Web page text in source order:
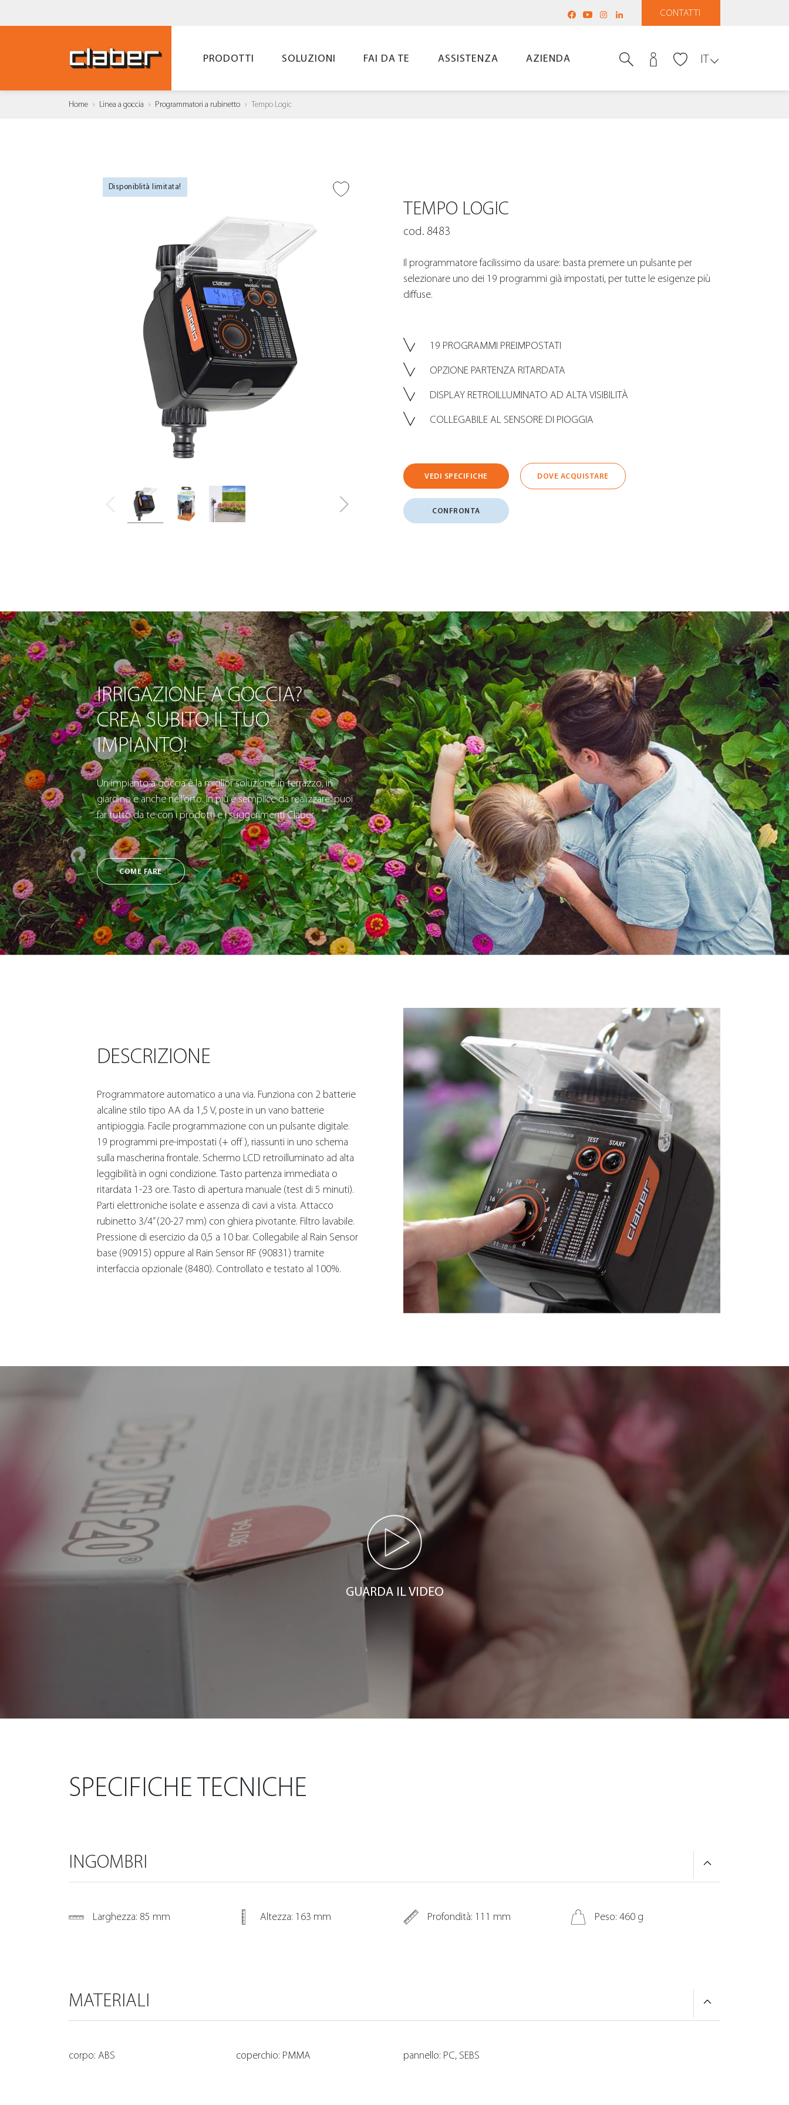
CONTATTI
PRODOTTI SOLUZIONI FAI DA TE ASSISTENZA AZIENDA IT
Home Linea a goccia Programmatori a rubinetto Tempo Logic
Disponiblità limitata!
TEMPO LOGIC
cod. 8483
Il programmatore facilissimo da usare: basta premere un pulsante per
selezionare uno dei 19 programmi già impostati, per tutte le esigenze più
diffuse.
19 PROGRAMMI PREIMPOSTATI
OPZIONE PARTENZA RITARDATA
DISPLAY RETROILLUMINATO AD ALTA VISIBILITÀ
COLLEGABILE AL SENSORE DI PIOGGIA
VEDI SPECIFICHE DOVE ACQUISTARE
CONFRONTA
IRRIGAZIONE A GOCCIA?
CREA SUBITO IL TUO
IMPIANTO!
Un impianto a goccia è la miglior soluzione in terrazzo, in
giardino e anche nell’orto. In più è semplice da realizzare: puoi
far tutto da te con i prodotti e i suggerimenti Claber.
COME FARE
DESCRIZIONE
Programmatore automatico a una via. Funziona con 2 batterie
alcaline stilo tipo AA da 1,5 V, poste in un vano batterie
antipioggia. Facile programmazione con un pulsante digitale.
19 programmi pre-impostati (+ off ), riassunti in uno schema
sulla mascherina frontale. Schermo LCD retroilluminato ad alta
leggibilità in ogni condizione. Tasto partenza immediata o
ritardata 1-23 ore. Tasto di apertura manuale (test di 5 minuti).
Parti elettroniche isolate e assenza di cavi a vista. Attacco
rubinetto 3/4” (20-27 mm) con ghiera pivotante. Filtro lavabile.
Pressione di esercizio da 0,5 a 10 bar. Collegabile al Rain Sensor
base (90915) oppure al Rain Sensor RF (90831) tramite
interfaccia opzionale (8480). Controllato e testato al 100%.
GUARDA IL VIDEO
SPECIFICHE TECNICHE
INGOMBRI
Larghezza: 85 mm Altezza: 163 mm Profondità: 111 mm Peso: 460 g
MATERIALI
corpo: ABS coperchio: PMMA pannello: PC, SEBS